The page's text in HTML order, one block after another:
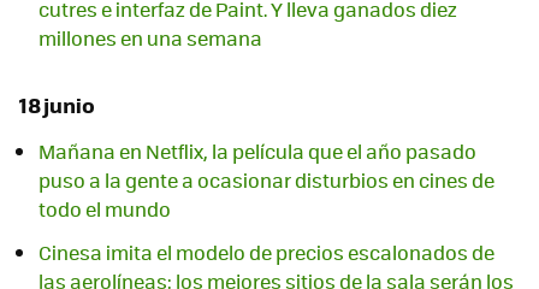
cutres e interfaz de Paint. Y lleva ganados diez
millones en una semana
18 junio
Mañana en Netflix, la película que el año pasado
puso a la gente a ocasionar disturbios en cines de
todo el mundo
Cinesa imita el modelo de precios escalonados de
las aerolíneas: los mejores sitios de la sala serán los